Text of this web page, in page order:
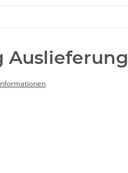
Auslieferung